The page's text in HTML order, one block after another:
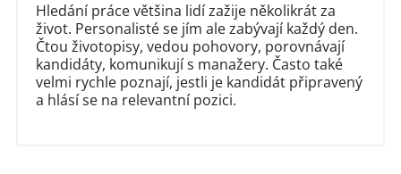
Hledání práce většina lidí zažije několikrát za
život. Personalisté se jím ale zabývají každý den.
Čtou životopisy, vedou pohovory, porovnávají
kandidáty, komunikují s manažery. Často také
velmi rychle poznají, jestli je kandidát připravený
a hlásí se na relevantní pozici.